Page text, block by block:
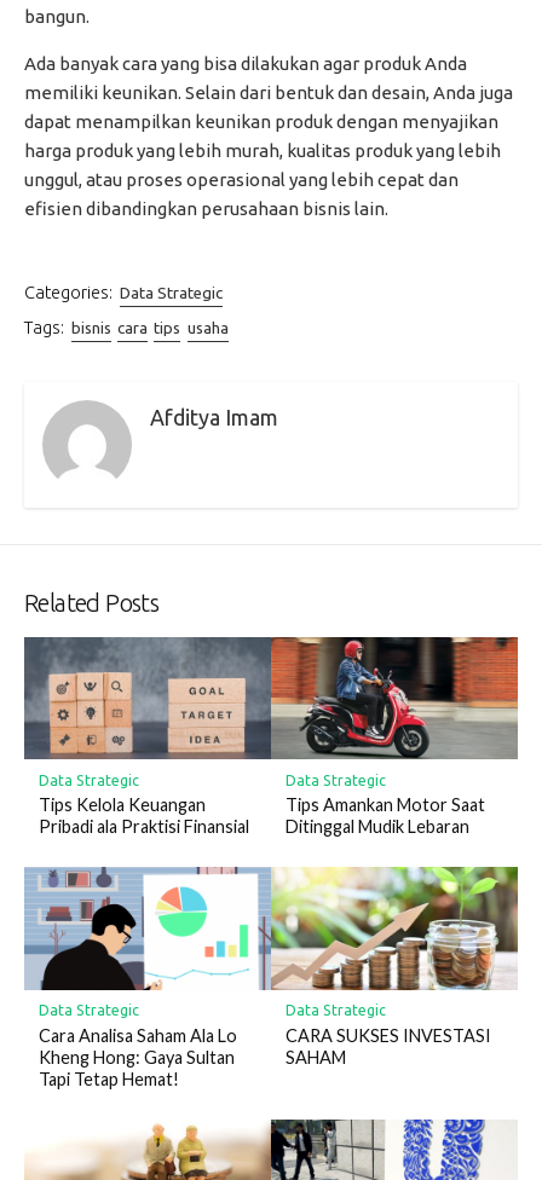
bangun.
Ada banyak cara yang bisa dilakukan agar produk Anda
memiliki keunikan. Selain dari bentuk dan desain, Anda juga
dapat menampilkan keunikan produk dengan menyajikan
harga produk yang lebih murah, kualitas produk yang lebih
unggul, atau proses operasional yang lebih cepat dan
efisien dibandingkan perusahaan bisnis lain.
Categories: Data Strategic
Tags: bisnis cara tips usaha
Afditya Imam
Related Posts
Data Strategic
Tips Kelola Keuangan
Pribadi ala Praktisi Finansial
Data Strategic
Tips Amankan Motor Saat
Ditinggal Mudik Lebaran
Data Strategic
Cara Analisa Saham Ala Lo
Kheng Hong: Gaya Sultan
Tapi Tetap Hemat!
Data Strategic
CARA SUKSES INVESTASI
SAHAM